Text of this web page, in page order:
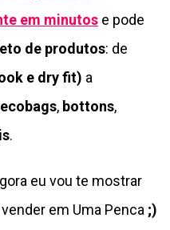
em minutos e pode
de produtos: de
e dry fit) a
ecobags, bottons,
.
eu vou te mostrar
em Uma Penca ;)